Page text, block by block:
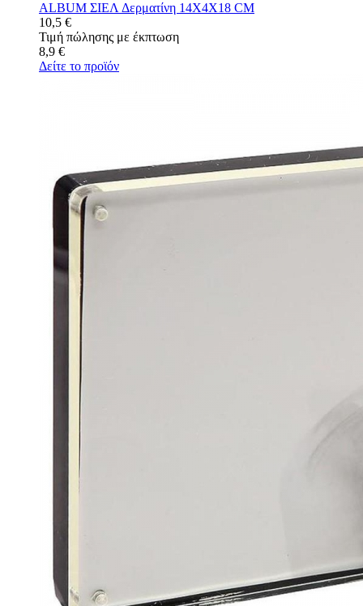
ALBUM ΣIEΛ Δερματίνη 14Χ4Χ18 CM
10,5 €
Τιμή πώλησης με έκπτωση
8,9 €
Δείτε το προϊόν